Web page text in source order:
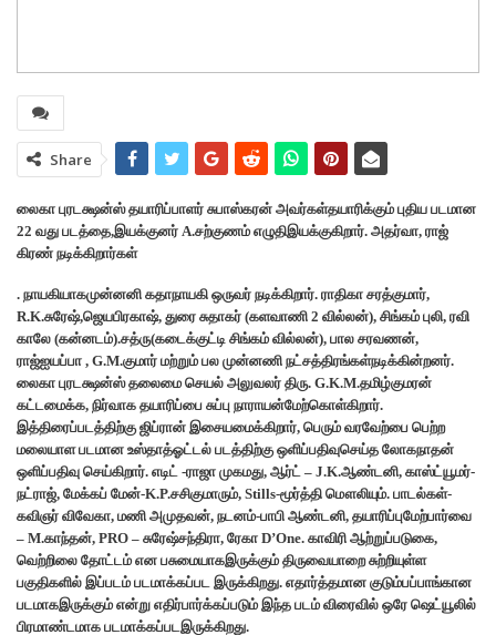
Share
லைகா புரடக்ஷன்ஸ் தயாரிப்பாளர் சுபாஸ்கரன் அவர்கள்தயாரிக்கும் புதிய படமான
22 வது படத்தை,இயக்குனர் A.சற்குணம் எழுதிஇயக்குகிறார். அதர்வா, ராஜ்
கிரண் நடிக்கிறார்கள்
. நாயகியாகமுன்னனி கதாநாயகி ஒருவர் நடிக்கிறார். ராதிகா சரத்குமார்,
R.K.சுரேஷ்,ஜெயபிரகாஷ், துரை சுதாகர் (களவாணி 2 வில்லன்), சிங்கம் புலி, ரவி
காலே (கன்னடம்).சத்ரு(கடைக்குட்டி சிங்கம் வில்லன்), பால சரவணன்,
ராஜ்ஐயப்பா , G.M.குமார் மற்றும் பல முன்னணி நட்சத்திரங்கள்நடிக்கின்றனர்.
லைகா புரடக்ஷன்ஸ் தலைமை செயல் அலுவலர் திரு. G.K.M.தமிழ்குமரன்
கட்டமைக்க, நிர்வாக தயாரிப்பை சுப்பு நாராயன்மேற்கொள்கிறார்.
இத்திரைப்படத்திற்கு ஜிப்ரான் இசையமைக்கிறார், பெரும் வரவேற்பை பெற்ற
மலையாள படமான உஸ்தாத்ஓட்டல் படத்திற்கு ஒளிப்பதிவுசெய்த லோகநாதன்
ஒளிப்பதிவு செய்கிறார். எடிட் -ராஜா முகமது, ஆர்ட் – J.K.ஆண்டனி, காஸ்ட்யூமர்-
நட்ராஜ், மேக்கப் மேன்-K.P.சசிகுமாரும், Stills-மூர்த்தி மௌலியும். பாடல்கள்-
கவிஞர் விவேகா, மணி அமுதவன், நடனம்-பாபி ஆண்டனி, தயாரிப்புமேற்பார்வை
– M.காந்தன், PRO – சுரேஷ்சந்திரா, ரேகா D’One. காவிரி ஆற்றுப்படுகை,
வெற்றிலை தோட்டம் என பசுமையாகஇருக்கும் திருவையாறை சுற்றியுள்ள
பகுதிகளில் இப்படம் படமாக்கப்பட இருக்கிறது. எதார்த்தமான குடும்பப்பாங்கான
படமாகஇருக்கும் என்று எதிர்பார்க்கப்படும் இந்த படம் விரைவில் ஒரே ஷெட்யூலில்
பிரமாண்டமாக படமாக்கப்படஇருக்கிறது.